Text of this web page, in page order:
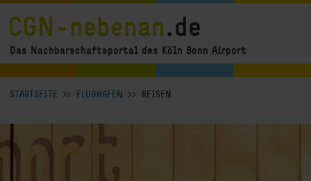
CGN-nebenan.de
Das Nachbarschaftsportal des Köln Bonn Airport
STARTSEITE FLUGHAFEN REISEN